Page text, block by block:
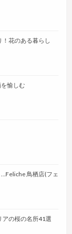
花のある暮らし
愉しむ
鳥栖店(フェ
アの桜の名所41選